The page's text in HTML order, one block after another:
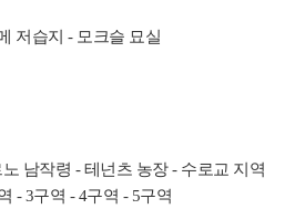
저습지 - 모크슬 묘실
남작령 - 테넌츠 농장 - 수로교 지역
- 3구역 - 4구역 - 5구역